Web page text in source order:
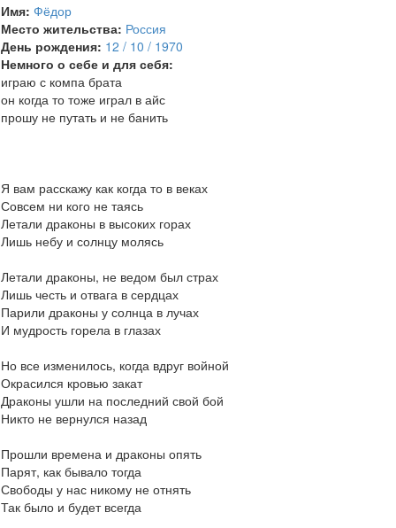
Имя: Фёдор
Место жительства: Россия
День рождения: 12 / 10 / 1970
Немного о себе и для себя:
играю с компа брата
он когда то тоже играл в айс
прошу не путать и не банить
Я вам расскажу как когда то в веках
Совсем ни кого не таясь
Летали драконы в высоких горах
Лишь небу и солнцу молясь
Летали драконы, не ведом был страх
Лишь честь и отвага в сердцах
Парили драконы у солнца в лучах
И мудрость горела в глазах
Но все изменилось, когда вдруг войной
Окрасился кровью закат
Драконы ушли на последний свой бой
Никто не вернулся назад
Прошли времена и драконы опять
Парят, как бывало тогда
Свободы у нас никому не отнять
Так было и будет всегда